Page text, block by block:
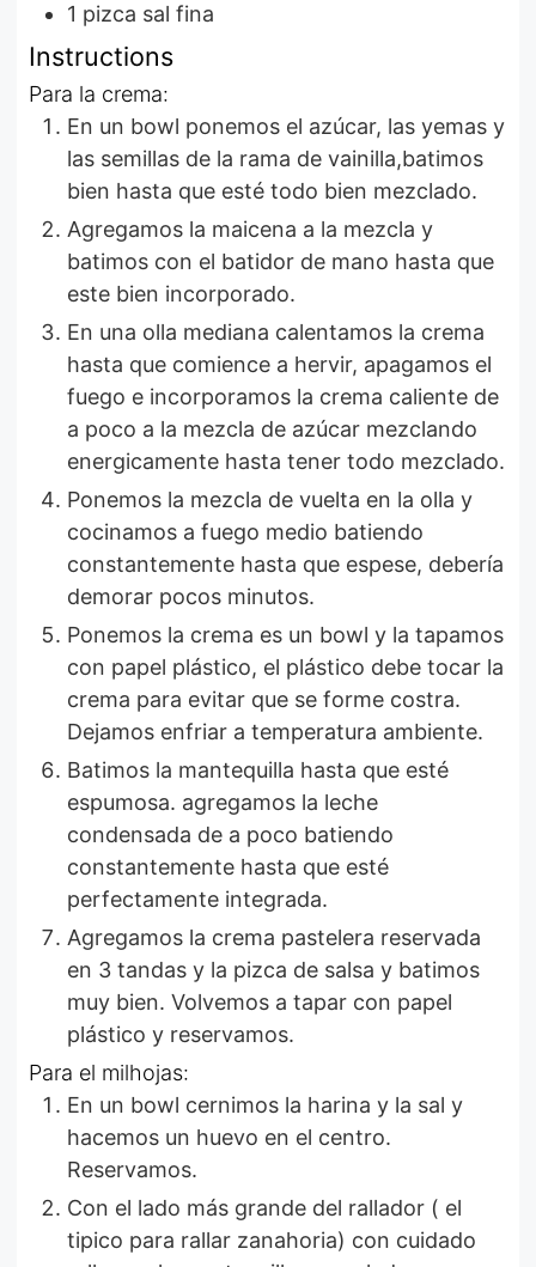
1 pizca sal fina
Instructions
Para la crema:
En un bowl ponemos el azúcar, las yemas y
las semillas de la rama de vainilla,batimos
bien hasta que esté todo bien mezclado.
Agregamos la maicena a la mezcla y
batimos con el batidor de mano hasta que
este bien incorporado.
En una olla mediana calentamos la crema
hasta que comience a hervir, apagamos el
fuego e incorporamos la crema caliente de
a poco a la mezcla de azúcar mezclando
energicamente hasta tener todo mezclado.
Ponemos la mezcla de vuelta en la olla y
cocinamos a fuego medio batiendo
constantemente hasta que espese, debería
demorar pocos minutos.
Ponemos la crema es un bowl y la tapamos
con papel plástico, el plástico debe tocar la
crema para evitar que se forme costra.
Dejamos enfriar a temperatura ambiente.
Batimos la mantequilla hasta que esté
espumosa. agregamos la leche
condensada de a poco batiendo
constantemente hasta que esté
perfectamente integrada.
Agregamos la crema pastelera reservada
en 3 tandas y la pizca de salsa y batimos
muy bien. Volvemos a tapar con papel
plástico y reservamos.
Para el milhojas:
En un bowl cernimos la harina y la sal y
hacemos un huevo en el centro.
Reservamos.
Con el lado más grande del rallador ( el
tipico para rallar zanahoria) con cuidado